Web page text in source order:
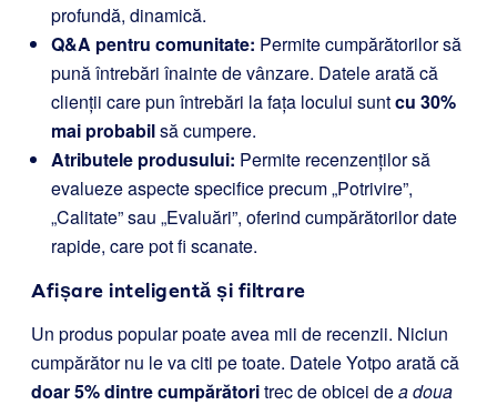
profundă, dinamică.
Q&A pentru comunitate: Permite cumpărătorilor să
pună întrebări înainte de vânzare. Datele arată că
clienții care pun întrebări la fața locului suntcu 30%
mai probabilsă cumpere.
Atributele produsului: Permite recenzenților să
evalueze aspecte specifice precum „Potrivire”,
„Calitate” sau „Evaluări”, oferind cumpărătorilor date
rapide, care pot fi scanate.
Afișare inteligentă și filtrare
Un produs popular poate avea mii de recenzii. Niciun
cumpărător nu le va citi pe toate. Datele Yotpo arată că
doar 5% dintre cumpărătoritrec de obicei dea doua